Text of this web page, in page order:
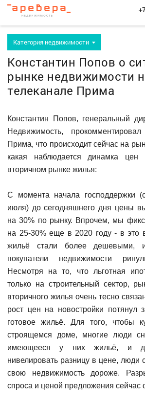
Категория недвижимости
Константин Попов о
рынке недвижимости
телеканале Прима
Константин Попов, генеральный
Недвижимость,
Прима, что происходит сейчас на
какая наблюдается динамка
вторичном рынке жилья:
С момента начала господдержки
июля) до сегодняшнего дня цены
на 30% по рынку. Впрочем, мы
на 25-30% еще в 2020 году - в это
жильё стали более дешевыми, и
покупатели недвижимости
Несмотря на то, что льготная
только на строительный сектор,
вторичного жилья очень тесно
рост цен на новостройки потянул
готовое жильё. Для того, чтобы
строящемся доме, многие люди
имеющееся у них жильё, и
нивелировать разницу в цене, люди
свою недвижимость дороже.
спроса и ценой предложения сейчас